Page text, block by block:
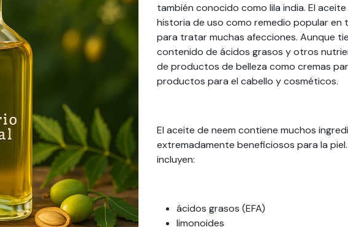
también conocido como lila india. El
historia de uso como remedio popular en
para tratar muchas afecciones. Aunque
contenido de ácidos grasos y otros
de productos de belleza como cremas
productos para el cabello y cosméticos.
El aceite de neem contiene muchos
extremadamente beneficiosos para la
incluyen:
ácidos grasos (EFA)
limonoides